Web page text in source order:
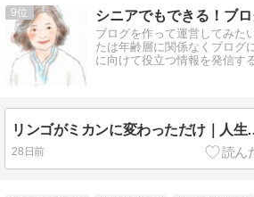
9 シニアでもできる！ブ
ブログを作って運営してみた
たは年齢層に関係なくブログ
に向けて役立つ情報を発信す
リンゴがミカンに変わっ
28日前